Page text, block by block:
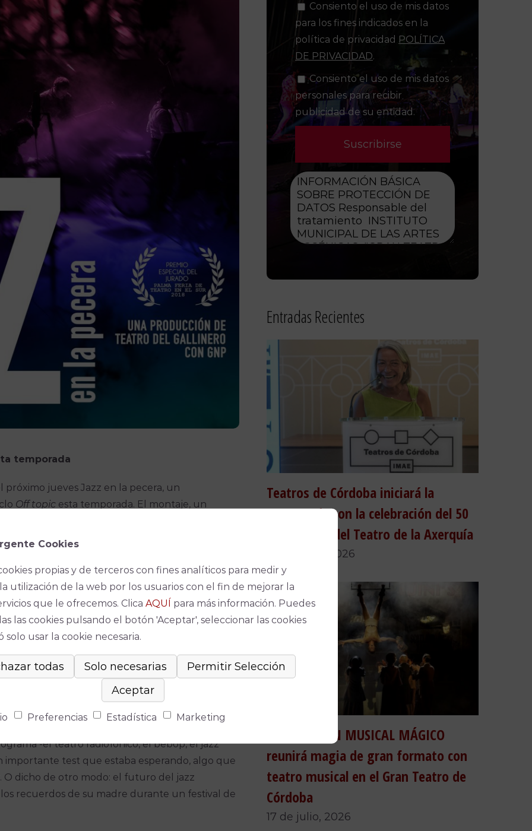
temporada
próximo jueves Jazz en la pecera, un
Off topicesta temporada. El montaje, un
GNP Producciones que cuenta con la música
Premio Especial del Jurado en la pasada
del Río.
de un programa de radio que recorre la historia
in situ por una banda. Durante el espacio, la
por la actriz María J. Castañeda-, espera el
identidad, su pasado y que hasta puede
hoy.
emitirse en directo, aunque todo se
estrellas de la música, como la emperatriz
y Glenn Miller, o el maestro del gipsy jazz:
llamada que lo precipita todo, ha de apurar
-el teatro radiofónico, el bebop, el jazz
importante test que estaba esperando, algo que
O dicho de otro modo: el futuro del jazz
recuerdos de su madre durante un festival de
Consiento el uso de mis datos
para los fines indicados en la
política de privacidad POLÍTICA
DE PRIVACIDAD.
Consiento el uso de mis datos
personales para recibir
publicidad de su entidad.
Entradas Recientes
Teatros de Córdoba iniciará la
temporada con la celebración del 50
aniversario del Teatro de la Axerquía
24 de julio, 2026
HOUDINI, UN MUSICAL MÁGICO
reunirá magia de gran formato con
teatro musical en el Gran Teatro de
Córdoba
17 de julio, 2026
Cookies
propias y de terceros con fines analíticos para medir y
utilización de la web por los usuarios con el fin de mejorar la
que le ofrecemos. Clica AQUÍ para más información. Puedes
las cookies pulsando el botón 'Aceptar', seleccionar las cookies
solo usar la cookie necesaria.
Preferencias Estadística Marketing